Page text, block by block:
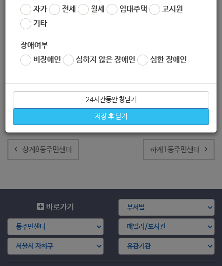
자가
전세 월세 임대주택
고시원
기타
장애여부
비장애인
심하지 않은 장애인 심한 장애인
24시간동안 창닫기
저장 후 닫기
글
내
비 상계8동주민센터 하계1동주민센터
바로가기